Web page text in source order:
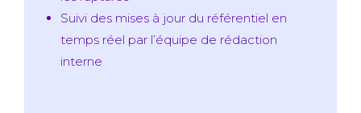
Suivi des mises à jour du référentiel en
temps réel par l’équipe de rédaction
interne